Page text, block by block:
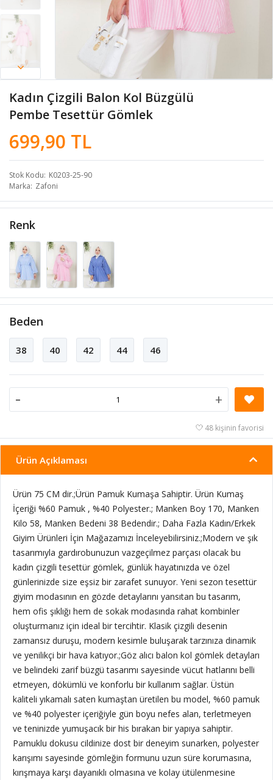
Kadın Çizgili Balon Kol Büzgülü
Pembe Tesettür Gömlek
699,90 TL
Stok Kodu K0203-25-90
Marka Zafoni
Renk
Beden
38 40 42 44 46
- +
48 kişinin favorisi
Ürün Açıklaması
Ürün 75 CM dir.;Ürün Pamuk Kumaşa Sahiptir. Ürün Kumaş
İçeriği %60 Pamuk , %40 Polyester.; Manken Boy 170, Manken
Kilo 58, Manken Bedeni 38 Bedendir.; Daha Fazla Kadın/Erkek
Giyim Ürünleri İçin Mağazamızı İnceleyebilirsiniz.;Modern ve şık
tasarımıyla gardırobunuzun vazgeçilmez parçası olacak bu
kadın çizgili tesettür gömlek, günlük hayatınızda ve özel
günlerinizde size eşsiz bir zarafet sunuyor. Yeni sezon tesettür
giyim modasının en gözde detaylarını yansıtan bu tasarım,
hem ofis şıklığı hem de sokak modasında rahat kombinler
oluşturmanız için ideal bir tercihtir. Klasik çizgili desenin
zamansız duruşu, modern kesimle buluşarak tarzınıza dinamik
ve yenilikçi bir hava katıyor.;Göz alıcı balon kol gömlek detayları
ve belindeki zarif büzgü tasarımı sayesinde vücut hatlarını belli
etmeyen, dökümlü ve konforlu bir kullanım sağlar. Üstün
kaliteli yıkamalı saten kumaştan üretilen bu model, %60 pamuk
ve %40 polyester içeriğiyle gün boyu nefes alan, terletmeyen
ve teninizde yumuşacık bir his bırakan bir yapıya sahiptir.
Pamuklu dokusu cildinize dost bir deneyim sunarken, polyester
karışımı sayesinde gömleğin formunu uzun süre korumasına,
kırışmaya karşı dayanıklı olmasına ve kolay ütülenmesine